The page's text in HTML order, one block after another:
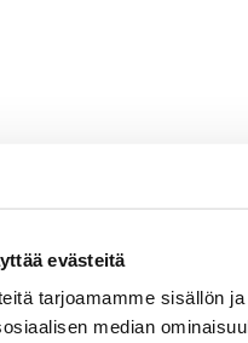
evästeitä
tarjoamamme sisällön
median